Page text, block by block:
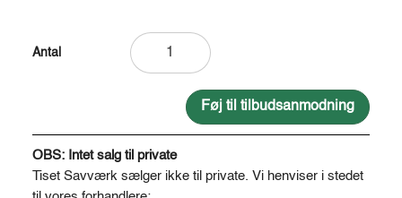
Føj til tilbudsanmodning
A
l
t
OBS: Intet salg til private
Tiset Savværk sælger ikke til private. Vi henviser i stedet